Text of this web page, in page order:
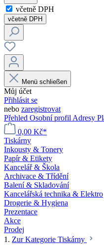
včetně DPH
včetně DPH
Menü schließen
Můj účet
Přihlásit se
nebo zaregistrovat
Přehled Osobní profil Adresy
0,00 Kč*
Tiskárny
Inkousty & Tonery
Papír & Etikety
Kancelář & Škola
Archivace & Třídění
Balení & Skladování
Kancelářská technika & Elektro
Drogerie & Hygiena
Prezentace
Akce
Prodej
1. Zur Kategorie Tiskárny